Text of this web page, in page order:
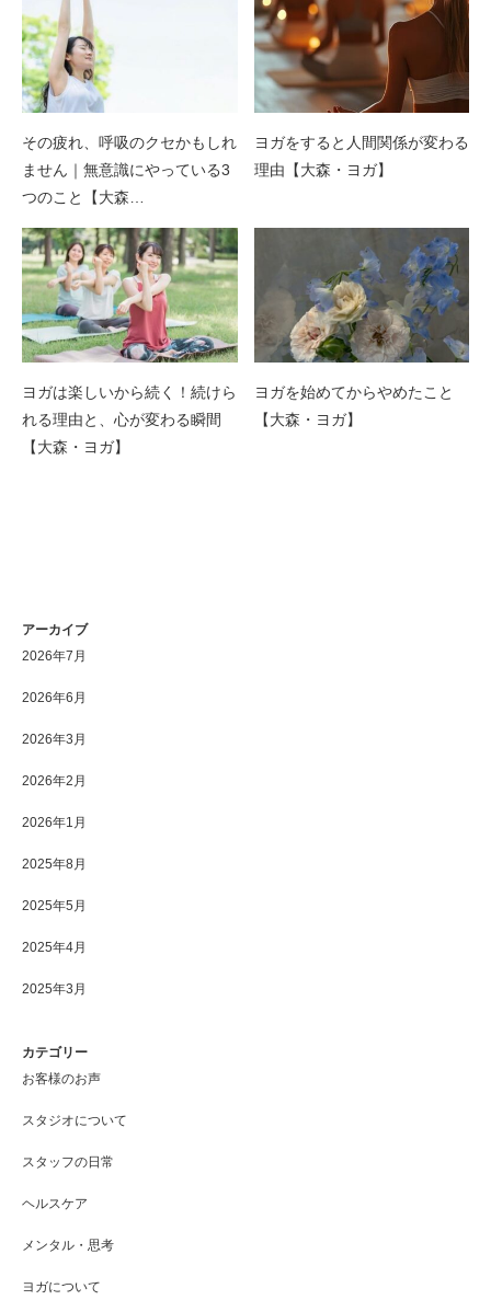
その疲れ、呼吸のクセかもしれ
ません｜無意識にやっている3
つのこと【大森…
ヨガをすると人間関係が変わる
理由【大森・ヨガ】
ヨガは楽しいから続く！続けら
れる理由と、心が変わる瞬間
【大森・ヨガ】
ヨガを始めてからやめたこと
【大森・ヨガ】
アーカイブ
2026年7月
2026年6月
2026年3月
2026年2月
2026年1月
2025年8月
2025年5月
2025年4月
2025年3月
カテゴリー
お客様のお声
スタジオについて
スタッフの日常
ヘルスケア
メンタル・思考
ヨガについて